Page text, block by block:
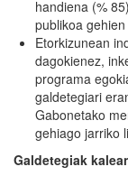
handiena (%
publikoa
Etorkizunean
dagokienez,
programa
galdetegiari
Gabonetako
gehiago jarriko
Galdetegiak